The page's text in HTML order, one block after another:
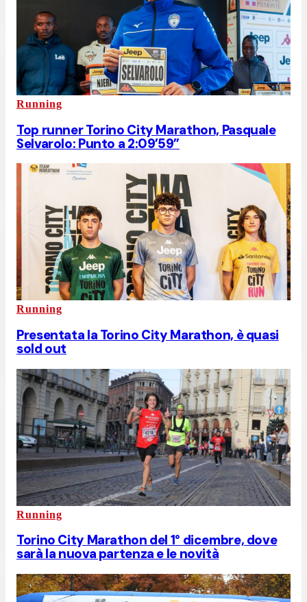
Running
Top runner Torino City Marathon, Pasquale
Selvarolo: Punto a 2:09’59”
Running
Presentata la Torino City Marathon, è quasi
sold out
Running
Torino City Marathon del 1° dicembre, dove
sarà la nuova partenza e le novità